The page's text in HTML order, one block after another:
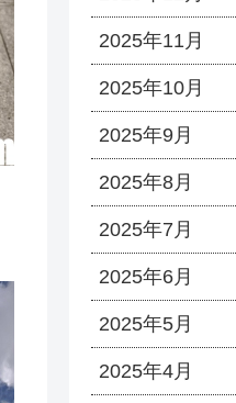
2025年11月
2025年10月
2025年9月
2025年8月
2025年7月
2025年6月
2025年5月
2025年4月